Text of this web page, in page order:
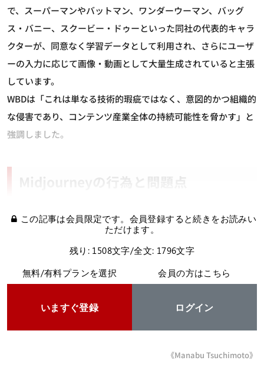
で、スーパーマンやバットマン、ワンダーウーマン、バッグ
ス・バニー、スクービー・ドゥーといった同社の代表的キャラ
クターが、同意なく学習データとして利用され、さらにユーザ
ーの入力に応じて画像・動画として大量生成されていると主張
しています。
WBDは「これは単なる技術的瑕疵ではなく、意図的かつ組織的
な侵害であり、コンテンツ産業全体の持続可能性を脅かす」と
強調しました。
Midjourneyの行為と問題点
この記事は会員限定です。会員登録すると続きをお読みい
ただけます。
残り: 1508文字/全文: 1796文字
無料/有料プランを選択
いますぐ登録
会員の方はこちら
ログイン
《Manabu Tsuchimoto》